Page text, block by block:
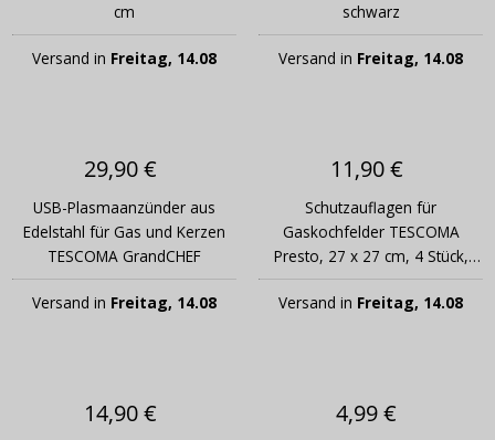
cm
Versand in Freitag, 14.08
schwarz
Versand in Freitag, 14.08
29,90 €
USB-Plasmaanzünder aus
Edelstahl für Gas und Kerzen
TESCOMA GrandCHEF
Versand in Freitag, 14.08
11,90 €
Schutzauflagen für
Gaskochfelder TESCOMA
Presto, 27 x 27 cm, 4 Stück,
grau
Versand in Freitag, 14.08
14,90 € 4,99 €